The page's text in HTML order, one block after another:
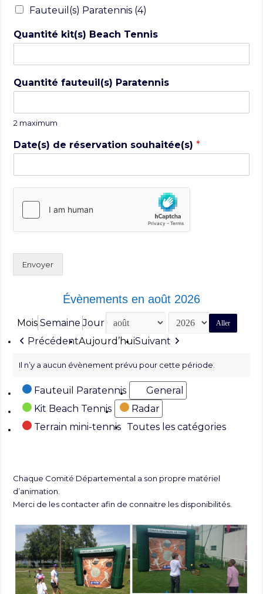
Fauteuil(s) Paratennis (4)
Quantité kit(s) Beach Tennis
Quantité fauteuil(s) Paratennis
2 maximum
Date(s) de réservation souhaitée(s)*
Envoyer
Évènements en août 2026
Mois Semaine Jour Mois
Année
PrécédentAujourd’huiSuivant
Il n’y a aucun évènement prévu pour cette période.
Catégories
Fauteuil Paratennis
General
Kit Beach Tennis
Radar
Terrain mini-tennis Toutes les catégories
Chaque Comité Départemental a son propre matériel
d’animation.
Merci de les contacter afin de connaitre les disponibilités.